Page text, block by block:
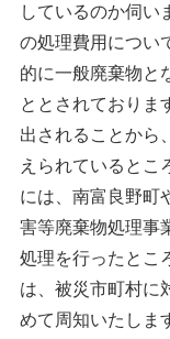
しているのか伺い
の処理費用につい
的に一般廃棄物と
ととされておりま
出されることから
えられているとこ
には、南富良野町
害等廃棄物処理事
処理を行ったとこ
は、被災市町村に
めて周知いたしま